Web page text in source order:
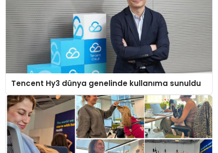
Tencent Hy3 dünya genelinde kullanıma sunuldu